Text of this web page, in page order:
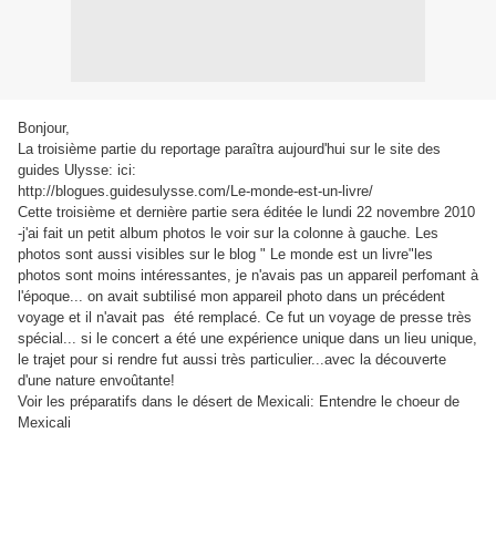
Bonjour,
La troisième partie du reportage paraîtra aujourd'hui sur le site des
guides Ulysse: ici:
http://blogues.guidesulysse.com/Le-monde-est-un-livre/
Cette troisième et dernière partie sera éditée le lundi 22 novembre 2010
-j'ai fait un petit album photos le voir sur la colonne à gauche. Les
photos sont aussi visibles sur le blog " Le monde est un livre"les
photos sont moins intéressantes, je n'avais pas un appareil perfomant à
l'époque... on avait subtilisé mon appareil photo dans un précédent
voyage et il n'avait pas été remplacé. Ce fut un voyage de presse très
spécial... si le concert a été une expérience unique dans un lieu unique,
le trajet pour si rendre fut aussi très particulier...avec la découverte
d'une nature envoûtante!
Voir les préparatifs dans le désert de Mexicali: Entendre le choeur de
Mexicali